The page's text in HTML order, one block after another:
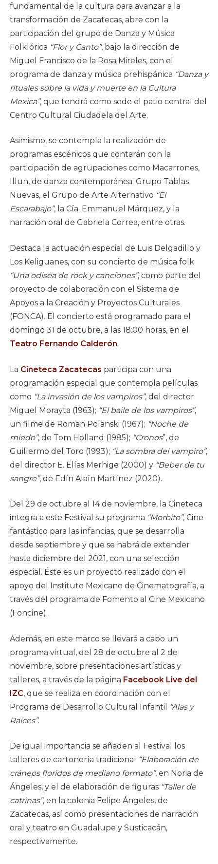
fundamental de la cultura para avanzar a la
transformación de Zacatecas, abre con la
participación del grupo de Danza y Música
Folklórica “Flor y Canto”, bajo la dirección de
Miguel Francisco de la Rosa Mireles, con el
programa de danza y música prehispánica “Danza y
rituales sobre la vida y muerte en la Cultura
Mexica”, que tendrá como sede el patio central del
Centro Cultural Ciudadela del Arte.
Asimismo, se contempla la realización de
programas escénicos que contarán con la
participación de agrupaciones como Macarrones,
Illun, de danza contemporánea; Grupo Tablas
Nuevas, el Grupo de Arte Alternativo “El
Escarabajo”, la Cía. Emmanuel Márquez, y la
narración oral de Gabriela Correa, entre otras.
Destaca la actuación especial de Luis Delgadillo y
Los Keliguanes, con su concierto de música folk
“Una odisea de rock y canciones”, como parte del
proyecto de colaboración con el Sistema de
Apoyos a la Creación y Proyectos Culturales
(FONCA). El concierto está programado para el
domingo 31 de octubre, a las 18:00 horas, en el
Teatro Fernando Calderón.
La Cineteca Zacatecas participa con una
programación especial que contempla películas
como “La invasión de los vampiros”, del director
Miguel Morayta (1963); “El baile de los vampiros”,
un filme de Roman Polanski (1967); “Noche de
miedo”, de Tom Holland (1985); “Cronos”, de
Guillermo del Toro (1993); “La sombra del vampiro”,
del director E. Elías Merhige (2000) y “Beber de tu
sangre”, de Edín Alaín Martínez (2020).
Del 29 de octubre al 14 de noviembre, la Cineteca
integra a este Festival su programa “Morbito”, Cine
fantástico para las infancias, que se desarrolla
desde septiembre y que se habrá de extender
hasta diciembre del 2021, con una selección
especial. Éste es un proyecto realizado con el
apoyo del Instituto Mexicano de Cinematografía, a
través del programa de Fomento al Cine Mexicano
(Foncine).
Además, en este marco se llevará a cabo un
programa virtual, del 28 de octubre al 2 de
noviembre, sobre presentaciones artísticas y
talleres, a través de la página Facebook Live del
IZC, que se realiza en coordinación con el
Programa de Desarrollo Cultural Infantil
“Alas y
Raíces”.
De igual importancia se añaden al Festival los
talleres de cartonería tradicional
“Elaboración de
cráneos floridos de mediano formato”, en Noria de
Ángeles, y el de elaboración de figuras “Taller de
catrinas”, en la colonia Felipe Ángeles, de
Zacatecas, así como presentaciones de narración
oral y teatro en Guadalupe y Susticacán,
respectivamente.